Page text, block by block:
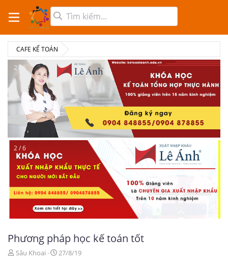
CAFE KẾ TOÁN
2 / 6
2 / 6
Phương pháp học kế toán tốt
T
Sâu Khoai
N
27/8/19